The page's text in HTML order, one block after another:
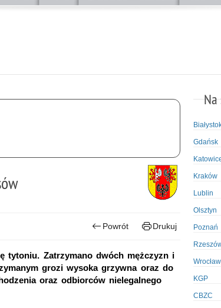
Powrót Drukuj
tytoniu. Zatrzymano dwóch mężczyzn i
grozi wysoka grzywna oraz do
oraz odbiorców nielegalnego
Gdańsk
Kraków
Lublin
Olsztyn
Poznań
Wrocław
KGP
CBZC